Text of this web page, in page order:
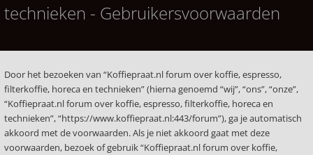
technieken - Gebruikersvoorwaarden
Door het bezoeken van “Koffiepraat.nl forum over koffie, espresso,
filterkoffie, horeca en technieken” (hierna genoemd “wij”, “ons”, “onze”,
“Koffiepraat.nl forum over koffie, espresso, filterkoffie, horeca en
technieken”, “https://www.koffiepraat.nl:443/forum”), ga je automatisch
akkoord met de voorwaarden. Als je niet akkoord gaat met deze
voorwaarden, bezoek of gebruik “Koffiepraat.nl forum over koffie,